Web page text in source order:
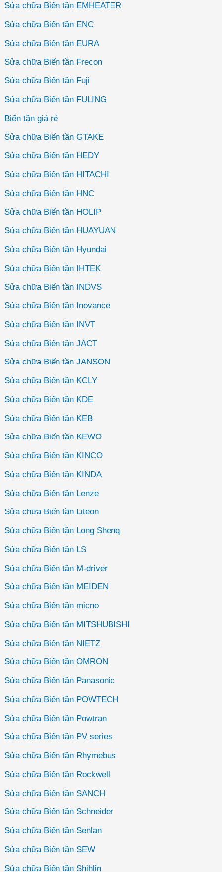
Sửa chữa Biến tần EMHEATER
Sửa chữa Biến tần ENC
Sửa chữa Biến tần EURA
Sửa chữa Biến tần Frecon
Sửa chữa Biến tần Fuji
Sửa chữa Biến tần FULING
Biến tần giá rẻ
Sửa chữa Biến tần GTAKE
Sửa chữa Biến tần HEDY
Sửa chữa Biến tần HITACHI
Sửa chữa Biến tần HNC
Sửa chữa Biến tần HOLIP
Sửa chữa Biến tần HUAYUAN
Sửa chữa Biến tần Hyundai
Sửa chữa Biến tần IHTEK
Sửa chữa Biến tần INDVS
Sửa chữa Biến tần Inovance
Sửa chữa Biến tần INVT
Sửa chữa Biến tần JACT
Sửa chữa Biến tần JANSON
Sửa chữa Biến tần KCLY
Sửa chữa Biến tần KDE
Sửa chữa Biến tần KEB
Sửa chữa Biến tần KEWO
Sửa chữa Biến tần KINCO
Sửa chữa Biến tần KINDA
Sửa chữa Biến tần Lenze
Sửa chữa Biến tần Liteon
Sửa chữa Biến tần Long Shenq
Sửa chữa Biến tần LS
Sửa chữa Biến tần M-driver
Sửa chữa Biến tần MEIDEN
Sửa chữa Biến tần micno
Sửa chữa Biến tần MITSHUBISHI
Sửa chữa Biến tần NIETZ
Sửa chữa Biến tần OMRON
Sửa chữa Biến tần Panasonic
Sửa chữa Biến tần POWTECH
Sửa chữa Biến tần Powtran
Sửa chữa Biến tần PV series
Sửa chữa Biến tần Rhymebus
Sửa chữa Biến tần Rockwell
Sửa chữa Biến tần SANCH
Sửa chữa Biến tần Schneider
Sửa chữa Biến tần Senlan
Sửa chữa Biến tần SEW
Sửa chữa Biến tần Shihlin